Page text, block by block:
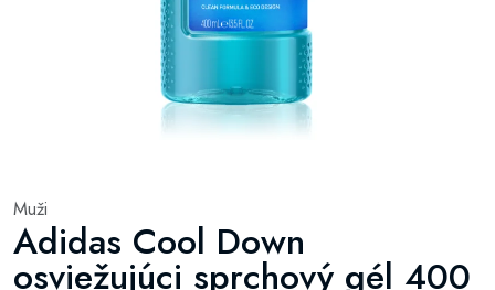
Muži
Adidas Cool Down
osviežujúci sprchový gél 400